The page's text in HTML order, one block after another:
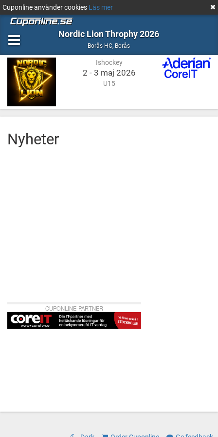
Cuponline använder cookies Läs mer
Nordic Lion Throphy 2026
Borås HC, Ishockey
BoråsBorås
Ishockey
2 - 3 maj 2026
U15
Nyheter
CUPONLINE-PARTNER